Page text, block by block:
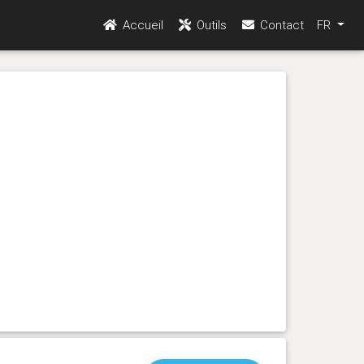
Accueil Outils Contact FR